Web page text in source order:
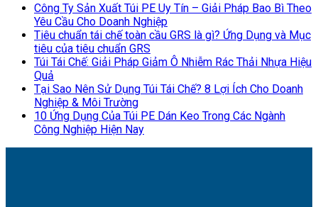
Công Ty Sản Xuất Túi PE Uy Tín – Giải Pháp Bao Bì Theo
Yêu Cầu Cho Doanh Nghiệp
Tiêu chuẩn tái chế toàn cầu GRS là gì? Ứng Dụng và Mục
tiêu của tiêu chuẩn GRS
Túi Tái Chế: Giải Pháp Giảm Ô Nhiễm Rác Thải Nhựa Hiệu
Quả
Tại Sao Nên Sử Dụng Túi Tái Chế? 8 Lợi Ích Cho Doanh
Nghiệp & Môi Trường
10 Ứng Dụng Của Túi PE Dán Keo Trong Các Ngành
Công Nghiệp Hiện Nay